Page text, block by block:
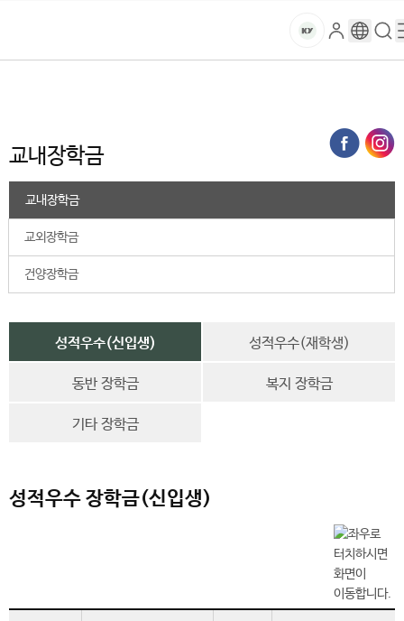
건
대
학
교
마
로
그
구
글
검
색
메
뉴
로
교내장학금
교내장학금
교외장학금
건양장학금
성적우수(신입생) 성적우수(재학생)
동반 장학금 복지 장학금
기타 장학금
성적우수 장학금(신입생)